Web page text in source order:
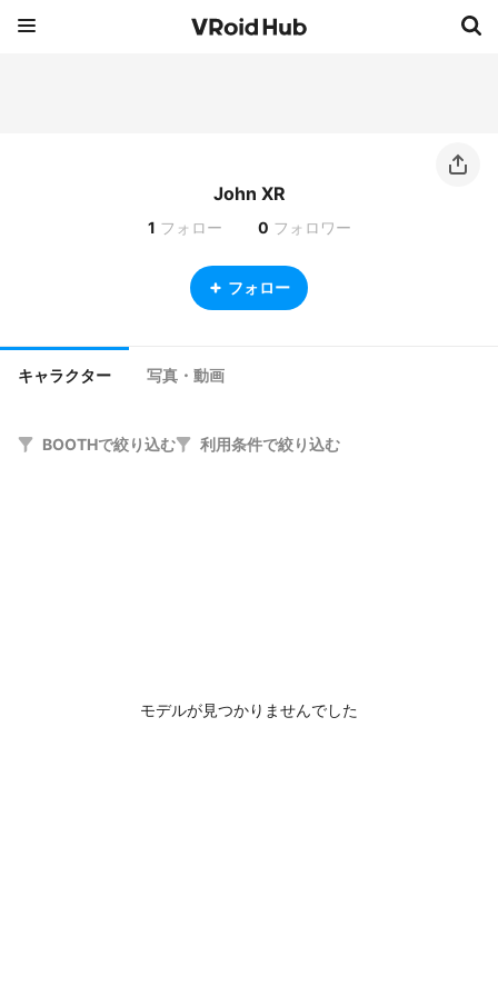
John XR
1 フォロー 0 フォロワー
フォロー
キャラクター 写真・動画
BOOTHで絞り込む 利用条件で絞り込む
モデルが見つかりませんでした